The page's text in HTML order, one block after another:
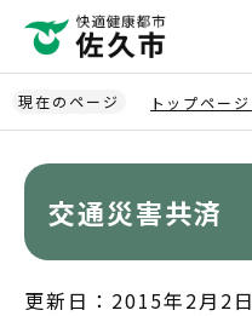
ペ
ー
ジ
現在のページ トップページ
交通災害共済
更新日：2015年2月2日